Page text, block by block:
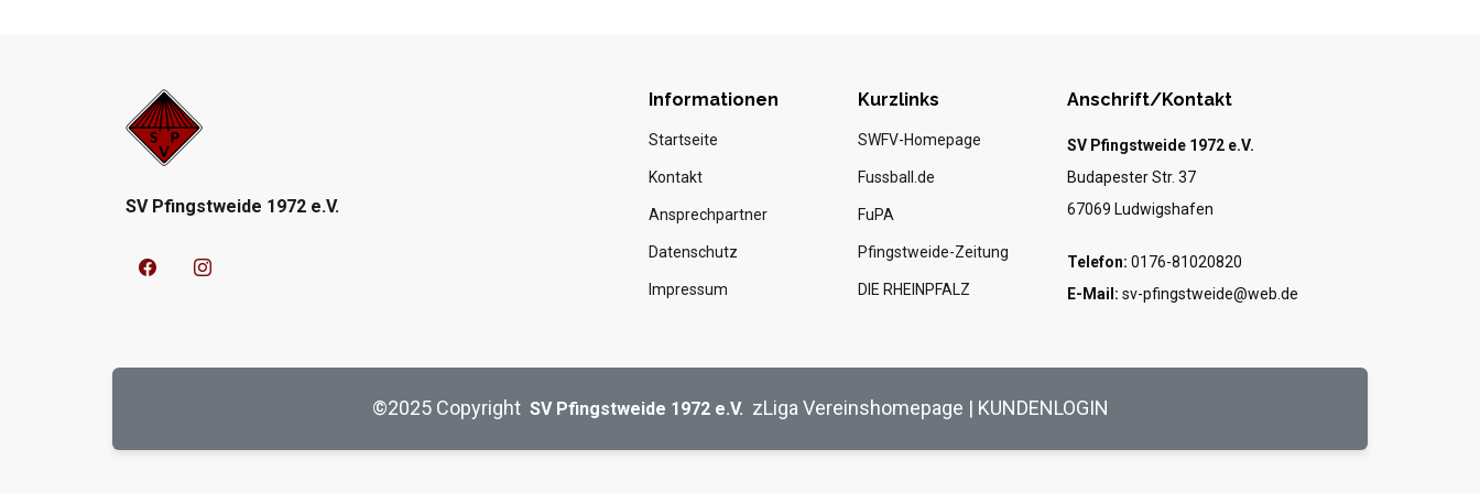
SV Pfingstweide 1972 e.V.
Informationen
Startseite
Kontakt
Ansprechpartner
Datenschutz
Impressum
Kurzlinks
SWFV-Homepage
Fussball.de
FuPA
Pfingstweide-Zeitung
DIE RHEINPFALZ
Anschrift/Kontakt
SV Pfingstweide 1972 e.V.
Budapester Str. 37
67069 Ludwigshafen
Telefon: 0176-81020820
E-Mail: sv-pfingstweide@web.de
©2025 Copyright SV Pfingstweide 1972 e.V. zLiga Vereinshomepage | KUNDENLOGIN